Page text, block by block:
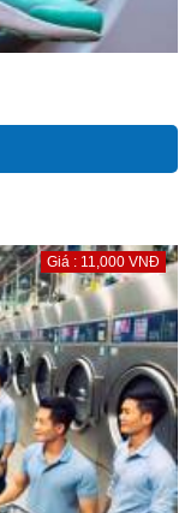
Giá : 11,000 VNĐ